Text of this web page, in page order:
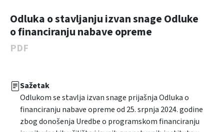
Odluka o stavljanju izvan snage Odluke
o financiranju nabave opreme
PDF
Sažetak
Odlukom se stavlja izvan snage prijašnja Odluka o
financiranju nabave opreme od 25. srpnja 2024. godine
zbog donošenja Uredbe o programskom financiranju